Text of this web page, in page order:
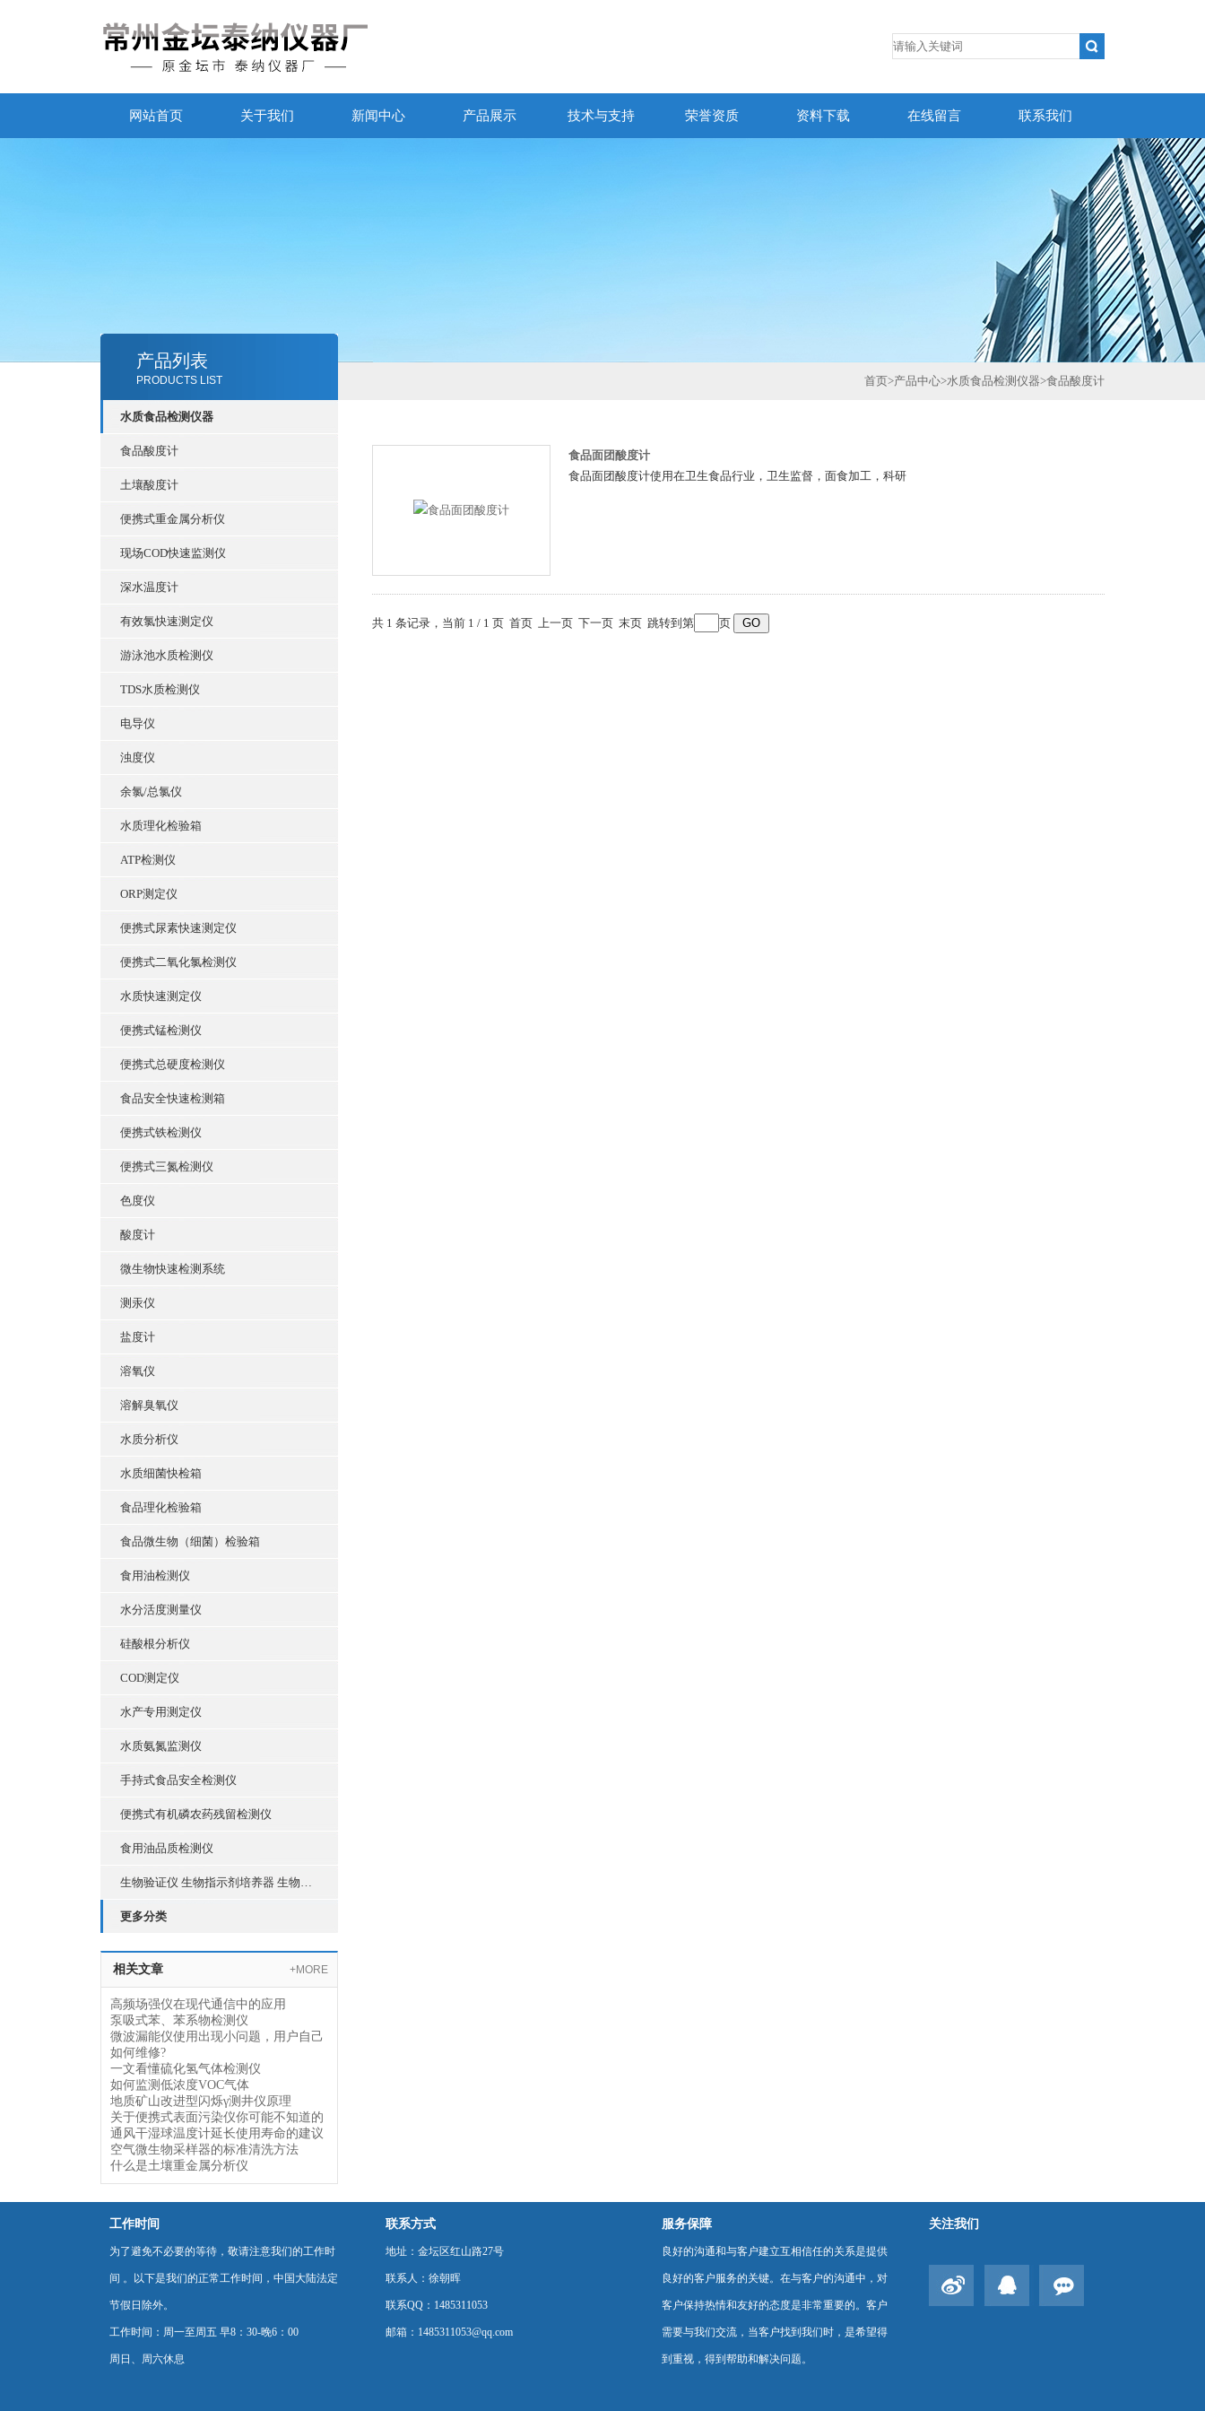
网站首页 关于我们 新闻中心 产品展示 技术与支持 荣誉资质 资料下载 在线留言 联系我们
产品列表
PRODUCTS LIST
水质食品检测仪器
食品酸度计
土壤酸度计
便携式重金属分析仪
现场COD快速监测仪
深水温度计
有效氯快速测定仪
游泳池水质检测仪
TDS水质检测仪
电导仪
浊度仪
余氯/总氯仪
水质理化检验箱
ATP检测仪
ORP测定仪
便携式尿素快速测定仪
便携式二氧化氯检测仪
水质快速测定仪
便携式锰检测仪
便携式总硬度检测仪
食品安全快速检测箱
便携式铁检测仪
便携式三氮检测仪
色度仪
酸度计
微生物快速检测系统
测汞仪
盐度计
溶氧仪
溶解臭氧仪
水质分析仪
水质细菌快检箱
食品理化检验箱
食品微生物（细菌）检验箱
食用油检测仪
水分活度测量仪
硅酸根分析仪
COD测定仪
水产专用测定仪
水质氨氮监测仪
手持式食品安全检测仪
便携式有机磷农药残留检测仪
食用油品质检测仪
生物验证仪 生物指示剂培养器 生物培养锅 生物培养器 恒温金属浴
更多分类
相关文章 +MORE
高频场强仪在现代通信中的应用
泵吸式苯、苯系物检测仪
微波漏能仪使用出现小问题，用户自己
如何维修?
一文看懂硫化氢气体检测仪
如何监测低浓度VOC气体
地质矿山改进型闪烁γ测井仪原理
关于便携式表面污染仪你可能不知道的
通风干湿球温度计延长使用寿命的建议
空气微生物采样器的标准清洗方法
什么是土壤重金属分析仪
首页>产品中心>水质食品检测仪器>食品酸度计
食品面团酸度计
食品面团酸度计使用在卫生食品行业，卫生监督，面食加工，科研
共 1 条记录，当前 1 / 1 页 首页 上一页 下一页 末页 跳转到第 页
工作时间
为了避免不必要的等待，敬请注意我们的工作时
间 。以下是我们的正常工作时间，中国大陆法定
节假日除外。
工作时间：周一至周五 早8：30-晚6：00
周日、周六休息
联系方式
地址：金坛区红山路27号
联系人：徐朝晖
联系QQ：1485311053
邮箱：1485311053@qq.com
服务保障
良好的沟通和与客户建立互相信任的关系是提供
良好的客户服务的关键。在与客户的沟通中，对
客户保持热情和友好的态度是非常重要的。客户
需要与我们交流，当客户找到我们时，是希望得
到重视，得到帮助和解决问题。
关注我们